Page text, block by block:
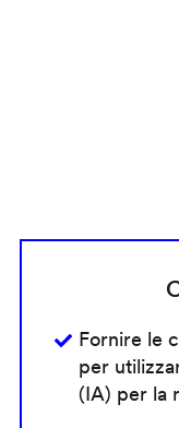
Fornire le
per
(IA) per la